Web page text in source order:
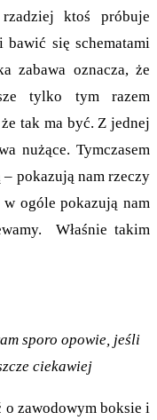
ktoś próbuje
bawić się schematami
zabawa oznacza, że
tylko tym razem
tak ma być. Z jednej
nużące. Tymczasem
pokazują nam rzeczy
ogóle pokazują nam
Właśnie takim
sporo opowie, jeśli
ciekawiej
zawodowym boksie i